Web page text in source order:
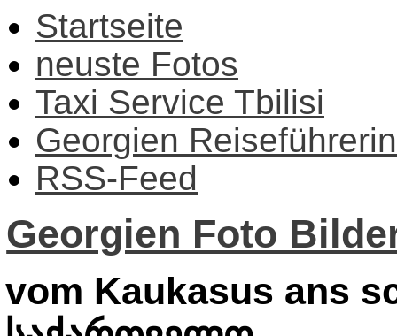
Startseite
neuste Fotos
Taxi Service Tbilisi
Georgien Reiseführerin
RSS-Feed
Georgien Foto
vom Kaukasus ans